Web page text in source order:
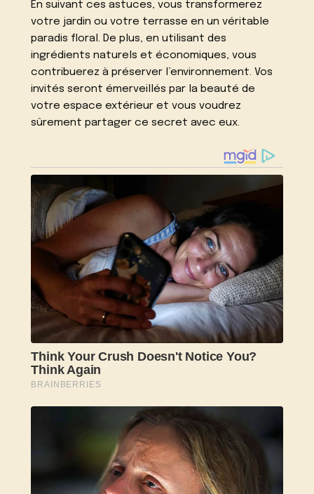
En suivant ces astuces, vous transformerez
votre jardin ou votre terrasse en un véritable
paradis floral. De plus, en utilisant des
ingrédients naturels et économiques, vous
contribuerez à préserver l’environnement. Vos
invités seront émerveillés par la beauté de
votre espace extérieur et vous voudrez
sûrement partager ce secret avec eux.